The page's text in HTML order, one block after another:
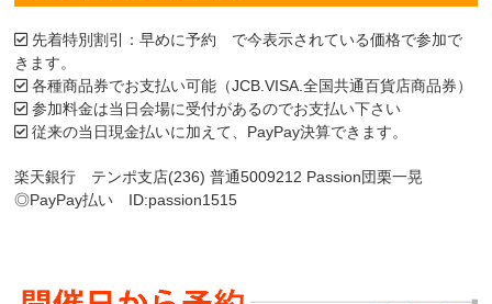
先着特別割引：早めに予約 で今表示されている価格で参加で
きます。
各種商品券でお支払い可能（JCB.VISA.全国共通百貨店商品券）
参加料金は当日会場に受付があるのでお支払い下さい
従来の当日現金払いに加えて、PayPay決算できます。
楽天銀行 テンポ支店(236) 普通5009212 Passion団栗一晃
◎PayPay払い ID:passion1515